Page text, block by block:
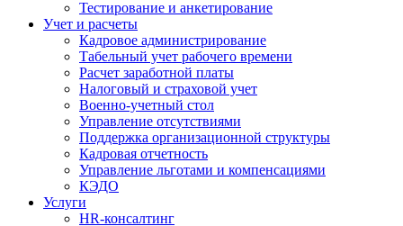
Тестирование и анкетирование
Учет и расчеты
Кадровое администрирование
Табельный учет рабочего времени
Расчет заработной платы
Налоговый и страховой учет
Военно-учетный стол
Управление отсутствиями
Поддержка организационной структуры
Кадровая отчетность
Управление льготами и компенсациями
КЭДО
Услуги
HR-консалтинг